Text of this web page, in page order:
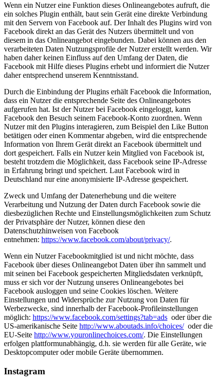
Wenn ein Nutzer eine Funktion dieses Onlineangebotes aufruft, die
ein solches Plugin enthält, baut sein Gerät eine direkte Verbindung
mit den Servern von Facebook auf. Der Inhalt des Plugins wird von
Facebook direkt an das Gerät des Nutzers übermittelt und von
diesem in das Onlineangebot eingebunden. Dabei können aus den
verarbeiteten Daten Nutzungsprofile der Nutzer erstellt werden. Wir
haben daher keinen Einfluss auf den Umfang der Daten, die
Facebook mit Hilfe dieses Plugins erhebt und informiert die Nutzer
daher entsprechend unserem Kenntnisstand.
Durch die Einbindung der Plugins erhält Facebook die Information,
dass ein Nutzer die entsprechende Seite des Onlineangebotes
aufgerufen hat. Ist der Nutzer bei Facebook eingeloggt, kann
Facebook den Besuch seinem Facebook-Konto zuordnen. Wenn
Nutzer mit den Plugins interagieren, zum Beispiel den Like Button
betätigen oder einen Kommentar abgeben, wird die entsprechende
Information von Ihrem Gerät direkt an Facebook übermittelt und
dort gespeichert. Falls ein Nutzer kein Mitglied von Facebook ist,
besteht trotzdem die Möglichkeit, dass Facebook seine IP-Adresse
in Erfahrung bringt und speichert. Laut Facebook wird in
Deutschland nur eine anonymisierte IP-Adresse gespeichert.
Zweck und Umfang der Datenerhebung und die weitere
Verarbeitung und Nutzung der Daten durch Facebook sowie die
diesbezüglichen Rechte und Einstellungsmöglichkeiten zum Schutz
der Privatsphäre der Nutzer, können diese den
Datenschutzhinweisen von Facebook
entnehmen: https://www.facebook.com/about/privacy/.
Wenn ein Nutzer Facebookmitglied ist und nicht möchte, dass
Facebook über dieses Onlineangebot Daten über ihn sammelt und
mit seinen bei Facebook gespeicherten Mitgliedsdaten verknüpft,
muss er sich vor der Nutzung unseres Onlineangebotes bei
Facebook ausloggen und seine Cookies löschen. Weitere
Einstellungen und Widersprüche zur Nutzung von Daten für
Werbezwecke, sind innerhalb der Facebook-Profileinstellungen
möglich: https://www.facebook.com/settings?tab=ads oder über die
US-amerikanische Seite http://www.aboutads.info/choices/oder die
EU-Seite http://www.youronlinechoices.com/. Die Einstellungen
erfolgen plattformunabhängig, d.h. sie werden für alle Geräte, wie
Desktopcomputer oder mobile Geräte übernommen.
Instagram